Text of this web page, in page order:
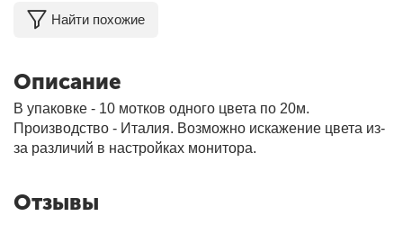
Найти похожие
Описание
В упаковке - 10 мотков одного цвета по 20м.
Производство - Италия. Возможно искажение цвета из-
за различий в настройках монитора.
Отзывы